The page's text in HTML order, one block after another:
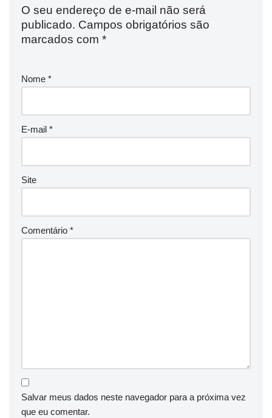
O seu endereço de e-mail não será
publicado. Campos obrigatórios são
marcados com *
Nome *
E-mail *
Site
Comentário *
Salvar meus dados neste navegador para a próxima vez
que eu comentar.